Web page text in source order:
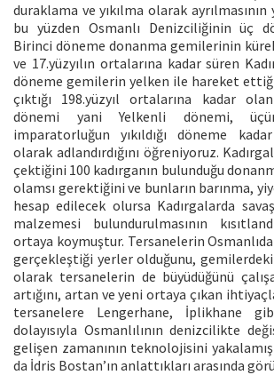
duraklama ve yıkılma olarak ayrılmasının
bu yüzden Osmanlı Denizciliğinin üç
Birinci döneme donanma gemilerinin
ve 17.yüzyılın ortalarına kadar süren
döneme gemilerin yelken ile hareket
çıktığı 198.yüzyıl ortalarına kadar
dönemi yani Yelkenli dönemi,
imparatorluğun yıkıldığı döneme
olarak adlandırdığını öğreniyoruz.
çektiğini 100 kadırganın bulunduğu
olamsı gerektiğini ve bunların barınma,
hesap edilecek olursa Kadırgalarda
malzemesi bulundurulmasının
ortaya koymuştur. Tersanelerin
gerçekleştiği yerler olduğunu,
olarak tersanelerin de büyüdüğünü
artığını, artan ve yeni ortaya çıkan
tersanelere Lengerhane, İplikhane
dolayısıyla Osmanlılının denizcilikte
gelişen zamanının teknolojisini
da İdris Bostan’ın anlattıkları arasında